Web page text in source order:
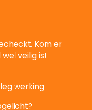
Kom er
veilig is!
werking